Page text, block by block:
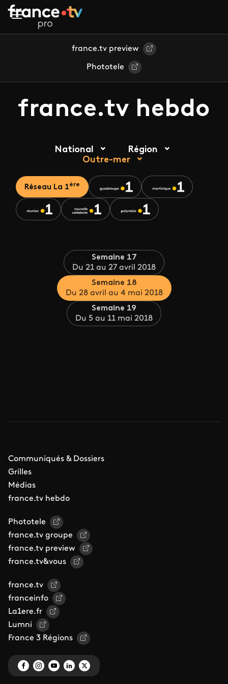
Aller au contenu principal
france.tv preview
Phototele
france.tv hebdo
National
Région
Outre-mer
Réseau La 1ère
Semaine 17
Du 21 au 27 avril 2018
Semaine 18
Du 28 avril au 4 mai 2018
Semaine 19
Du 5 au 11 mai 2018
Communiqués & Dossiers
Grilles
Médias
france.tv hebdo
Phototele
france.tv groupe
france.tv preview
france.tv&vous
france.tv
franceinfo
La1ere.fr
Lumni
France 3 Régions